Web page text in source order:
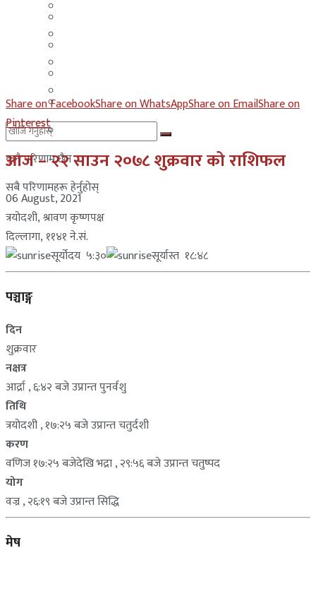
कुनै परिणाम छैन
सबै परिणामहरू हेर्नुहोस्
लेबनान
Share on FacebookShare on WhatsAppShare on EmailShare on
Pinterest
आज – २२ साउन २०७८ शुक्रवार को राशिफल
06 August, 2021
त्रयोदशी, श्रावण कृष्णपक्ष
दिल्लागा, ११४१ ने.सं.
सूर्योदय ५:३०
सूर्यास्त १८:४८
पञ्चाङ्ग
दिन
शुक्रवार
नक्षत्र
आर्द्रा , ६:४२ बजे उप्रान्त पुनर्वशु
तिथि
त्रयोदशी , १७:२५ बजे उप्रान्त चतुर्दशी
करण
वणिज १७:२५ बजेदेखि भद्रा , २९:५६ बजे उप्रान्त चतुष्पद
योग
वज्र , २६:१९ बजे उप्रान्त सिद्धि
मेष